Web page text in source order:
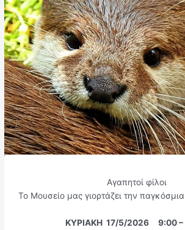
Αγαπητοί φίλοι
Το Μουσείο μας γιορτάζει την
ΚΥΡΙΑΚΗ 17/5/2026 9:00 –